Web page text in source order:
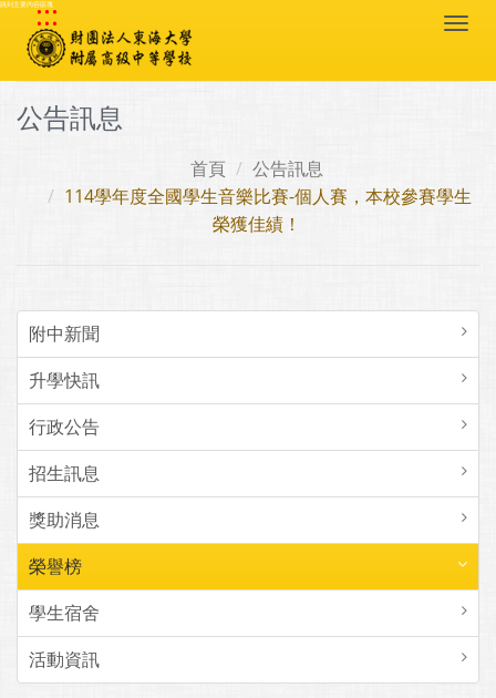
跳到主要內容區塊
:::
公告訊息
首頁
公告訊息
114學年度全國學生音樂比賽-個人賽，本校參賽學生
榮獲佳績！
附中新聞
升學快訊
行政公告
招生訊息
獎助消息
榮譽榜
學生宿舍
活動資訊